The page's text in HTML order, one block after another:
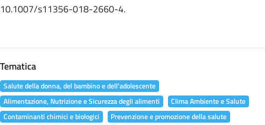
10.1007/s11356-018-2660-4.
Tematica
Salute della donna, del bambino e dell'adolescente
Alimentazione, Nutrizione e Sicurezza degli alimenti
Clima Ambiente e Salute
Contaminanti chimici e biologici
Prevenzione e promozione della salute